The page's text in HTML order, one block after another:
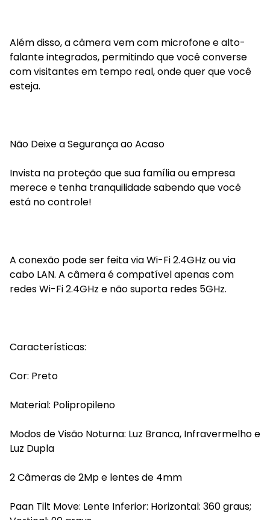
Além disso, a câmera vem com microfone e alto-
falante integrados, permitindo que você converse
com visitantes em tempo real, onde quer que você
esteja.
Não Deixe a Segurança ao Acaso
Invista na proteção que sua família ou empresa
merece e tenha tranquilidade sabendo que você
está no controle!
A conexão pode ser feita via Wi-Fi 2.4GHz ou via
cabo LAN. A câmera é compatível apenas com
redes Wi-Fi 2.4GHz e não suporta redes 5GHz.
Características:
Cor: Preto
Material: Polipropileno
Modos de Visão Noturna: Luz Branca, Infravermelho e
Luz Dupla
2 Câmeras de 2Mp e lentes de 4mm
Paan Tilt Move: Lente Inferior: Horizontal: 360 graus;